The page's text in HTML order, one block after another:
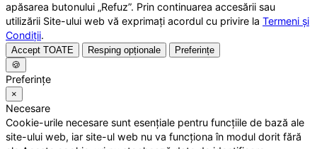
apăsarea butonului „Refuz”. Prin continuarea accesării sau
utilizării Site-ului web vă exprimați acordul cu privire la Termeni și
Condiții.
Accept TOATE Resping opționale
Preferințe
🍪
Preferințe
×
Necesare
Cookie-urile necesare sunt esențiale pentru funcțiile de bază ale
site-ului web, iar site-ul web nu va funcționa în modul dorit fără